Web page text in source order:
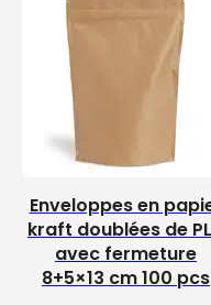
Enveloppes en
kraft doublées de
avec fermeture
8+5×13 cm 100 pcs